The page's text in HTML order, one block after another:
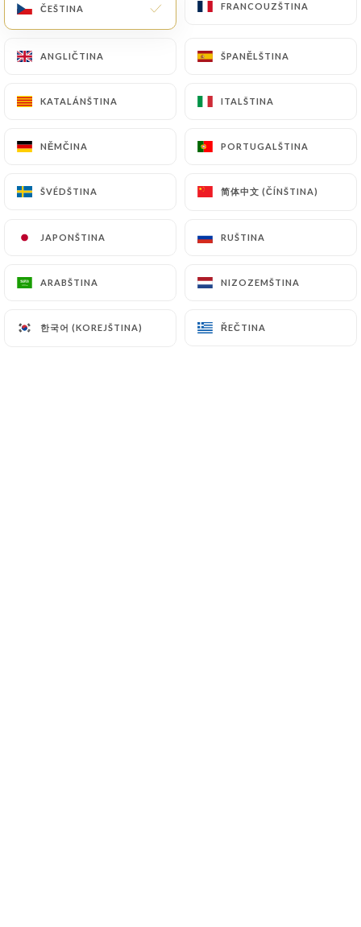
ČEŠTINA FRANCOUZŠTINA
ANGLIČTINA ŠPANĚLŠTINA
KATALÁNŠTINA ITALŠTINA
NĚMČINA PORTUGALŠTINA
ŠVÉDŠTINA 简体中文 (ČÍNŠTINA)
JAPONŠTINA RUŠTINA
ARABŠTINA NIZOZEMŠTINA
한국어 (KOREJŠTINA) ŘEČTINA
ČEŠTINA FRANCOUZŠTINA
ANGLIČTINA ŠPANĚLŠTINA
KATALÁNŠTINA ITALŠTINA
NĚMČINA PORTUGALŠTINA
ŠVÉDŠTINA 简体中文 (ČÍNŠTINA)
JAPONŠTINA RUŠTINA
ARABŠTINA NIZOZEMŠTINA
한국어 (KOREJŠTINA) ŘEČTINA